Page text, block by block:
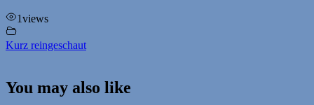
1views
Kurz reingeschaut
You may also like